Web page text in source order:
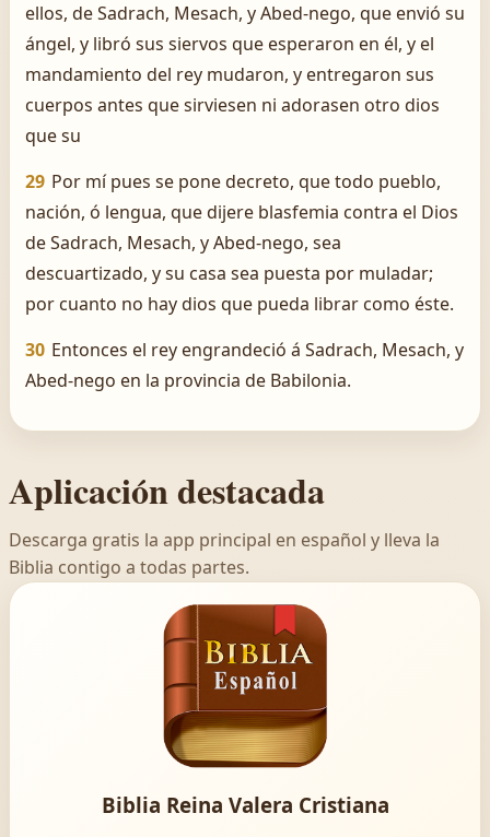
ellos, de Sadrach, Mesach, y Abed-nego, que envió su
ángel, y libró sus siervos que esperaron en él, y el
mandamiento del rey mudaron, y entregaron sus
cuerpos antes que sirviesen ni adorasen otro dios
que su
29 Por mí pues se pone decreto, que todo pueblo,
nación, ó lengua, que dijere blasfemia contra el Dios
de Sadrach, Mesach, y Abed-nego, sea
descuartizado, y su casa sea puesta por muladar;
por cuanto no hay dios que pueda librar como éste.
30 Entonces el rey engrandeció á Sadrach, Mesach, y
Abed-nego en la provincia de Babilonia.
Aplicación destacada
Descarga gratis la app principal en español y lleva la
Biblia contigo a todas partes.
Biblia Reina Valera Cristiana